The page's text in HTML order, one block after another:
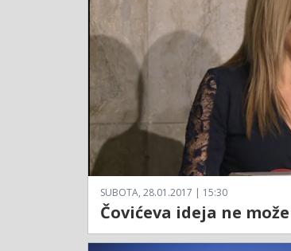
SUBOTA, 28.01.2017 | 15:30
Čovićeva ideja ne